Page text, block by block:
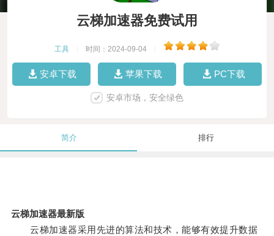
云梯加速器免费试用
工具 时间：2024-09-04
安卓下载 苹果下载 PC下载
安卓市场，安全绿色
简介 排行
云梯加速器最新版
云梯加速器采用先进的算法和技术，能够有效提升数据